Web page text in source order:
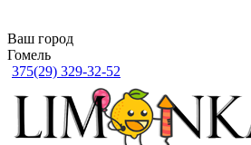
Ваш город
Гомель
375(29) 329-32-52